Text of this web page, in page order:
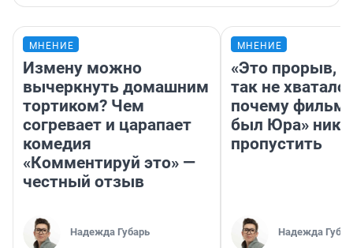
МНЕНИЕ
Измену можно
вычеркнуть домашним
тортиком? Чем
согревает и царапает
комедия
«Комментируй это» —
честный отзыв
Надежда Губарь
МНЕНИЕ
«Это прорыв,
так не
почему фильм
был Юра»
пропустить
Надежда